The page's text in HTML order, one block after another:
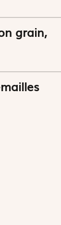
grain,